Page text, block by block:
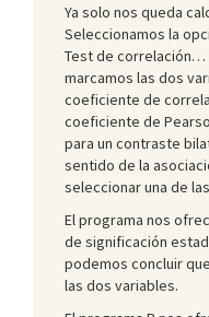
Ya solo nos queda
Seleccionamos la
Test de correlación…
marcamos las dos
coeficiente de
coeficiente de
para un contraste
sentido de la
seleccionar una de
El programa nos
de significación
podemos concluir
las dos variables.